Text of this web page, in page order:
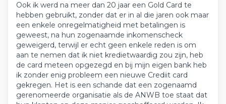
Ook ik werd na meer dan 20 jaar een Gold Card te
hebben gebruikt, zonder dat er in al die jaren ook maar
een enkele onregelmatigheid met betalingen is
geweest, na hun zogenaamde inkomenscheck
geweigerd, terwijl er echt geen enkele reden is om
aan te nemen dat ik niet kredietwaardig zou zijn, heb
de card meteen opgezegd en bij mijn eigen bank heb
ik zonder enig probleem een nieuwe Crediit card
gekregen. Het is een schande dat een zogenaamd
gerenomeerde organisatie als de ANWB toe staat dat